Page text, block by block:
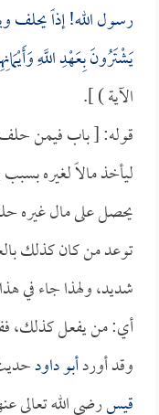
رسول الله! إذاً يحلف
يَشْتَرُونَ بِعَهْدِ اللَّهِ
الآية ) ].
قوله: [ باب فيمن حلف
ليأخذ مالاً لغيره
يحصل على مال غيره
توعد من كان كذلك
شديد، ولهذا جاء في
أي: من يفعل كذلك،
وقد أوردأبو داود
قيسرضي الله تعالى